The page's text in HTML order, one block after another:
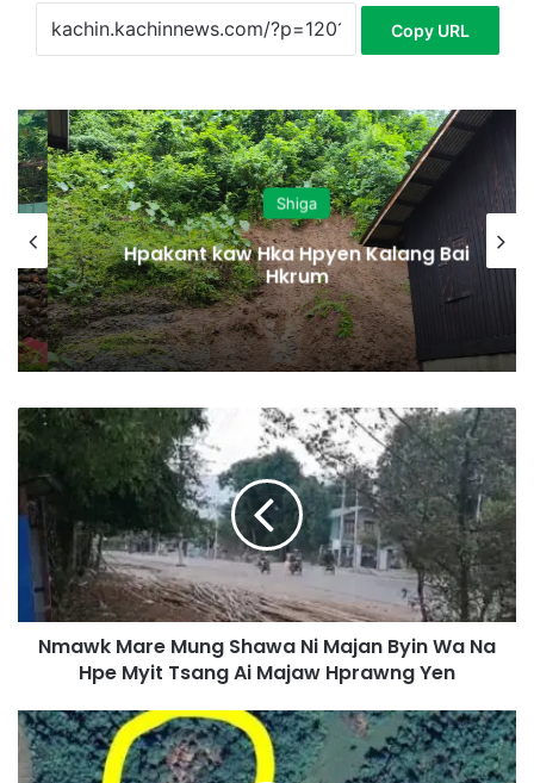
Copy URL
Shiga
Hpakant kaw Hka Hpyen Kalang Bai
Hkrum
N
m
a
k
e
g
S
Nmawk Mare Mung Shawa Ni Majan Byin Wa Na
Hpe Myit Tsang Ai Majaw Hprawng Yen
N
m